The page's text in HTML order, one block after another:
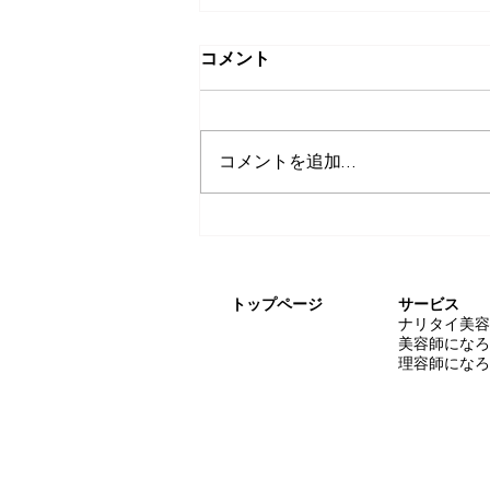
コメント
コメントを追加…
トップページ
サービス
ナリタイ美
美容師にな
理容師にな